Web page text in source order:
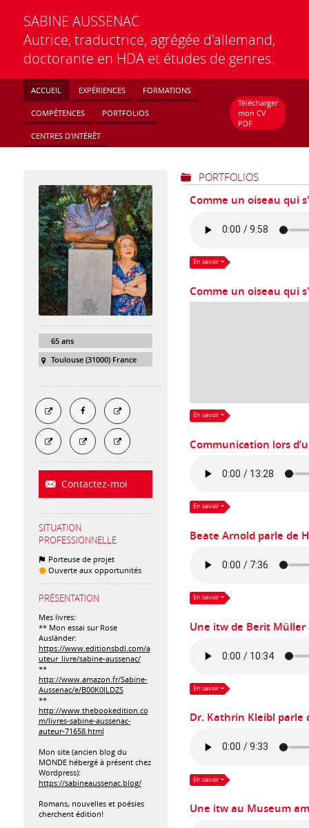
SABINE AUSSENAC
Autrice, traductrice, agrégée d'allemand,
doctorante en HDA et études de genres.
ACCUEIL EXPÉRIENCES FORMATIONS
COMPÉTENCES PORTFOLIOS
CENTRES D'INTÉRÊT
Télécharger
mon CV
PDF
65 ans
Toulouse (31000) France
Contactez-moi
SITUATION
PROFESSIONNELLE
Porteuse de projet
Ouverte aux opportunités
PRÉSENTATION
Mes livres:
** Mon essai sur Rose
Ausländer:
https://www.editionsbdl.com/a
uteur_livre/sabine-aussenac/
**
http://www.amazon.fr/Sabine-
Aussenac/e/B00K0ILDZS
**
http://www.thebookedition.co
m/livres-sabine-aussenac-
auteur-71658.html
Mon site (ancien blog du
MONDE hébergé à présent chez
Wordpress):
https://sabineaussenac.blog/
Romans, nouvelles et poésies
cherchent édition!
PORTFOLIOS
Comme un oiseau qui
En savoir +
Comme un oiseau qui
En savoir +
Communication lors
En savoir +
Beate Arnold parle de
En savoir +
Une itw de Berit
En savoir +
Dr. Kathrin Kleibl parle
En savoir +
Une itw au Museum